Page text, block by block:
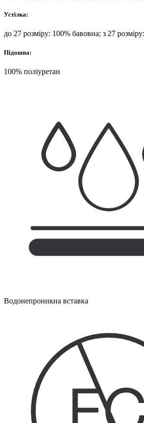
Устілка:
до 27 розміру: 100% бавовна; з 27
Підошва:
100% поліуретан
Водонепроникна вставка